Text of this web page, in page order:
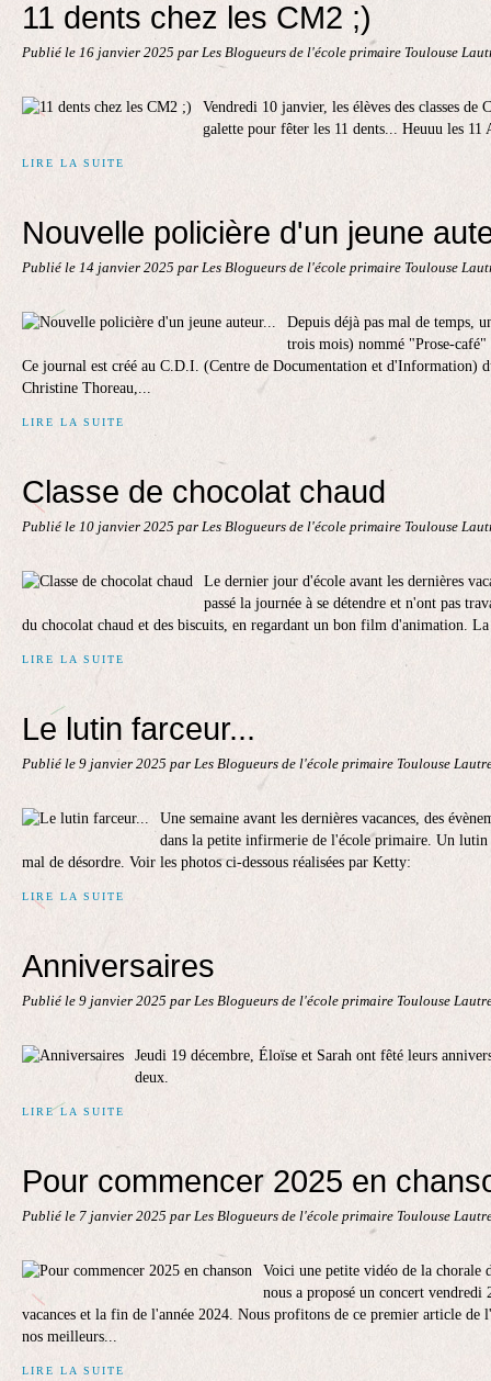
11 dents chez les CM2 ;)
Publié le 16 janvier 2025 par Les Blogueurs de l'école primaire Toulouse
Vendredi 10 janvier, les élèves des classes de
galette pour fêter les 11 dents... Heuuu les 11
LIRE LA SUITE
Nouvelle policière d'un jeune
Publié le 14 janvier 2025 par Les Blogueurs de l'école primaire Toulouse
Depuis déjà pas mal de temps,
trois mois) nommé "Prose-café"
Ce journal est créé au C.D.I. (Centre de Documentation et d'Information)
Christine Thoreau,...
LIRE LA SUITE
Classe de chocolat chaud
Publié le 10 janvier 2025 par Les Blogueurs de l'école primaire Toulouse
Le dernier jour d'école avant les dernières
passé la journée à se détendre et n'ont pas
du chocolat chaud et des biscuits, en regardant un bon film d'animation.
LIRE LA SUITE
Le lutin farceur...
Publié le 9 janvier 2025 par Les Blogueurs de l'école primaire Toulouse
Une semaine avant les dernières vacances, des
dans la petite infirmerie de l'école primaire. Un lutin
mal de désordre. Voir les photos ci-dessous réalisées par Ketty:
LIRE LA SUITE
Anniversaires
Publié le 9 janvier 2025 par Les Blogueurs de l'école primaire Toulouse
Jeudi 19 décembre, Éloïse et Sarah ont fêté leurs
deux.
LIRE LA SUITE
Pour commencer 2025 en
Publié le 7 janvier 2025 par Les Blogueurs de l'école primaire Toulouse
Voici une petite vidéo de la chorale
nous a proposé un concert vendredi
vacances et la fin de l'année 2024. Nous profitons de ce premier article de
nos meilleurs...
LIRE LA SUITE